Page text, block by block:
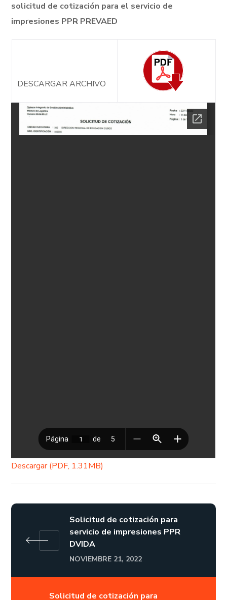
solicitud de cotización para el servicio de
impresiones PPR PREVAED
DESCARGAR ARCHIVO
Descargar (PDF, 1.31MB)
Solicitud de cotización para
servicio de impresiones PPR
DVIDA
NOVIEMBRE 21, 2022
Solicitud de cotización para